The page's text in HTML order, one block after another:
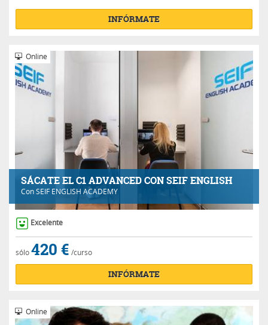
INFÓRMATE
SÁCATE EL C1 ADVANCED CON SEIF ENGLISH
ConSEIF ENGLISH ACADEMY
Online
Excelente
sólo420 € /curso
INFÓRMATE
Online